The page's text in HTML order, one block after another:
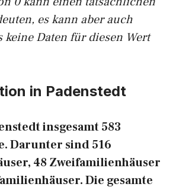
es kann aber auch
keine Daten für diesen Wert
in Padenstedt
insgesamt 583
Darunter sind 516
48 Zweifamilienhäuser
Die gesamte